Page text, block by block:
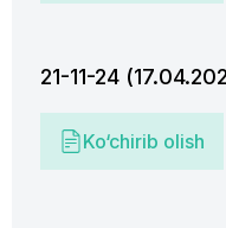
21-11-24
Ko‘chirib olish